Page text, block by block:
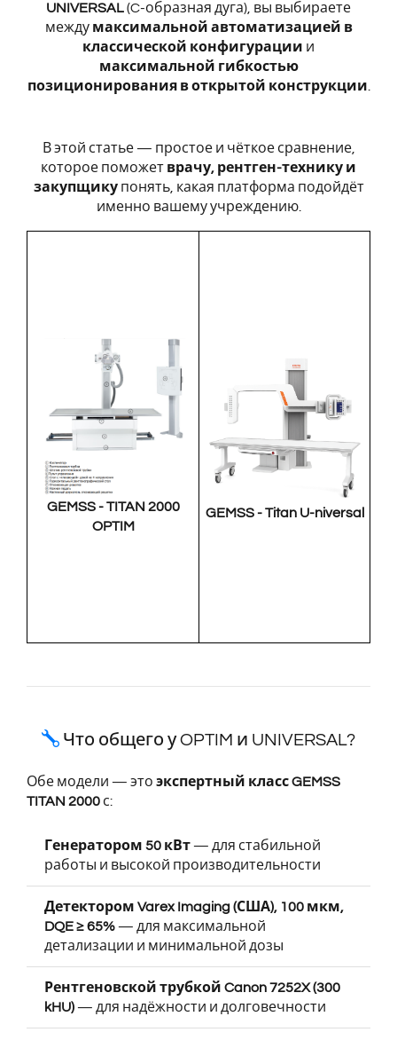
UNIVERSAL(C-образная дуга), вы выбираете
между максимальной автоматизацией в
классической конфигурации и
максимальной гибкостью
позиционирования в открытой конструкции
В этой статье — простое и чёткое сравнение,
которое поможет врачу, рентген-технику и
закупщикупонять, какая платформа подойдёт
именно вашему учреждению.
GEMSS - TITAN 2000
OPTIM
GEMSS - Titan U-niversal
Что общего у OPTIM и UNIVERSAL?
Обе модели — это экспертный класс GEMSS
TITAN 2000 с:
Генератором 50 кВт— для стабильной
работы и высокой производительности
Детектором Varex Imaging (США), 100 мкм,
DQE ≥ 65%— для максимальной
детализации и минимальной дозы
Рентгеновской трубкой Canon 7252X (300
kHU)— для надёжности и долговечности